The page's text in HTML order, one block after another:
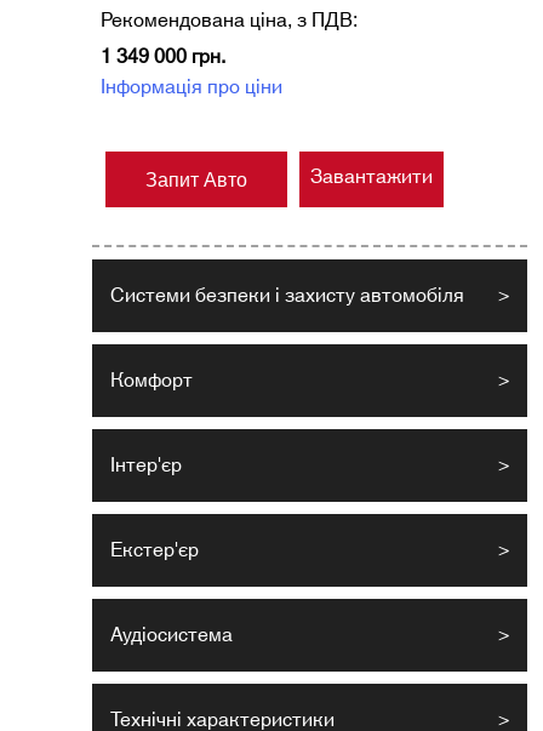
Рекомендована ціна, з ПДВ:
1 349 000 грн.
Інформація про ціни
Запит Авто Завантажити
Системи безпеки і захисту автомобіля >
Комфорт >
Інтер'єр >
Екстер'єр >
Аудіосистема >
Технічні характеристики >